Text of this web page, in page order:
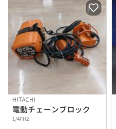
HITACHI
電動チェーンブロック
1/4FH2